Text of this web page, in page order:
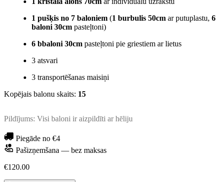
1 pušķis no 7 baloniem (1 burbulis 50cm ar putuplastu, 6
baloni 30cm pasteļtoni)
6 bbaloni 30cm pasteļtoni pie griestiem ar lietus
3 atsvari
3 transportēšanas maisiņi
Kopējais balonu skaits: 15
Pildījums: Visi baloni ir aizpildīti ar hēliju
Piegāde no €4
Pašizņemšana — bez maksas
€120.00